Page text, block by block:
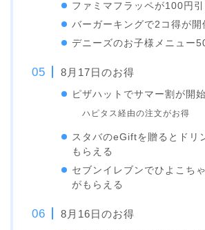
ファミマフラッペが100円引
バーガーキングで2コ得が開
デニーズのお子様メニュー
8月17日のお得
ピザハットでサマー割が開始
ハピタス経由の注文がお得
スタバのeGiftを贈るとドリ
もらえる
セブンイレブンでひよこち
がもらえる
8月16日のお得